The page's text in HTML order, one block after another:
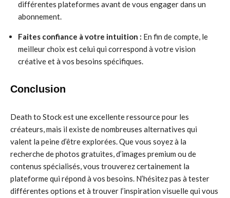
différentes plateformes avant de vous engager dans un
abonnement.
Faites confiance à votre intuition : En fin de compte, le
meilleur choix est celui qui correspond à votre vision
créative et à vos besoins spécifiques.
Conclusion
Death to Stock est une excellente ressource pour les
créateurs, mais il existe de nombreuses alternatives qui
valent la peine d’être explorées. Que vous soyez à la
recherche de photos gratuites, d’images premium ou de
contenus spécialisés, vous trouverez certainement la
plateforme qui répond à vos besoins. N’hésitez pas à tester
différentes options et à trouver l’inspiration visuelle qui vous